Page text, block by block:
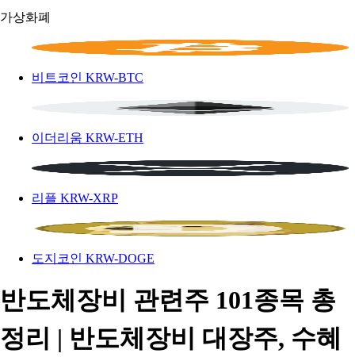
가상화폐
비트코인 KRW-BTC
이더리움 KRW-ETH
리플 KRW-XRP
도지코인 KRW-DOGE
반도체장비 관련주 101종목 총
정리 | 반도체장비 대장주, 수혜